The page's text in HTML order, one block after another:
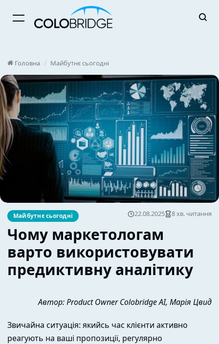
Menu
Головна / Майбутнє сьогодні
Майбутнє сьогодні
Чому маркетологам
варто використовувати
предиктивну аналітику
22.08.2025 8 хв. читання
Автор: Product Owner Colobridge AI, Марія Цвид
Звичайна ситуація: якийсь час клієнти активно
реагують на ваші пропозиції, регулярно